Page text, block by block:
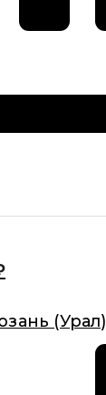
(Урал)